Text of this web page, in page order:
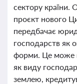
сектору країни.
проєкт нового
передбачає
господарств як
форми. Це може
як виду
землею,